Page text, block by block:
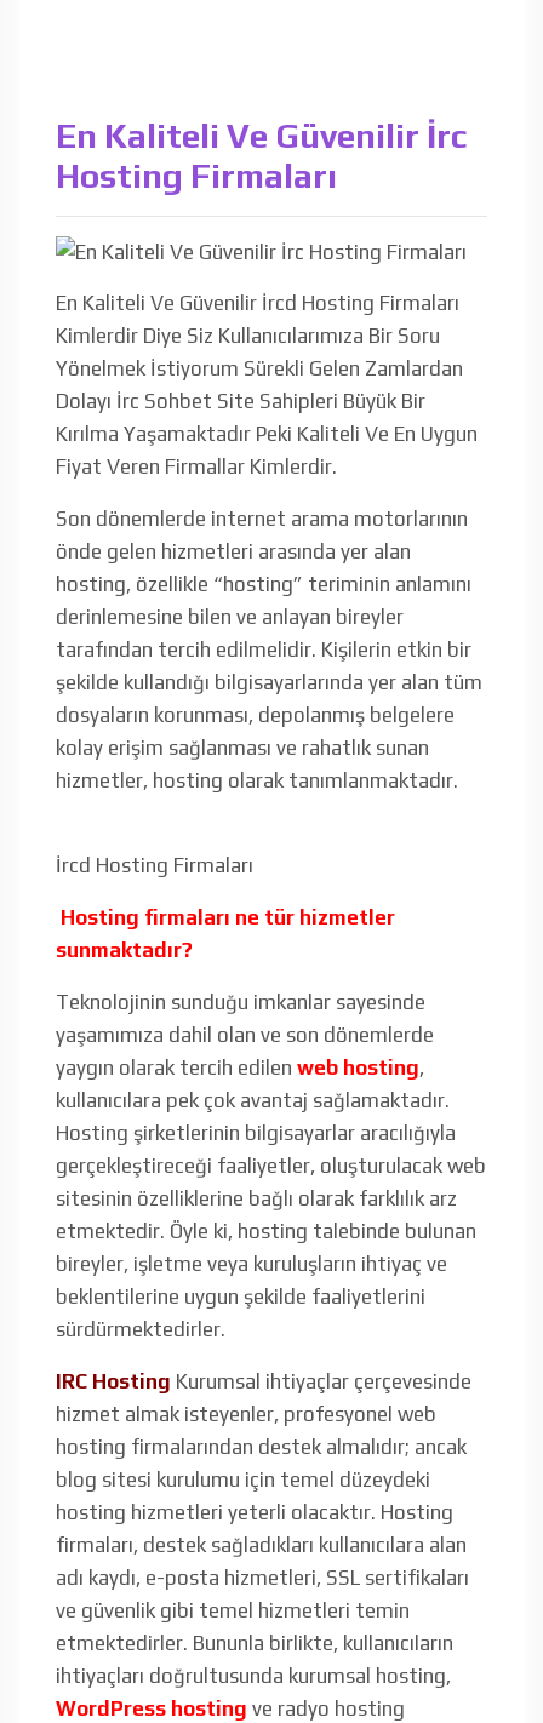
En Kaliteli Ve Güvenilir İrc
Hosting Firmaları
En Kaliteli Ve Güvenilir İrcd Hosting Firmaları
Kimlerdir Diye Siz Kullanıcılarımıza Bir Soru
Yönelmek İstiyorum Sürekli Gelen Zamlardan
Dolayı İrc Sohbet Site Sahipleri Büyük Bir
Kırılma Yaşamaktadır Peki Kaliteli Ve En Uygun
Fiyat Veren Firmallar Kimlerdir.
Son dönemlerde internet arama motorlarının
önde gelen hizmetleri arasında yer alan
hosting, özellikle “hosting” teriminin anlamını
derinlemesine bilen ve anlayan bireyler
tarafından tercih edilmelidir. Kişilerin etkin bir
şekilde kullandığı bilgisayarlarında yer alan tüm
dosyaların korunması, depolanmış belgelere
kolay erişim sağlanması ve rahatlık sunan
hizmetler, hosting olarak tanımlanmaktadır.
İrcd Hosting Firmaları
Hosting firmaları ne tür hizmetler
sunmaktadır?
Teknolojinin sunduğu imkanlar sayesinde
yaşamımıza dahil olan ve son dönemlerde
yaygın olarak tercih edilen web hosting,
kullanıcılara pek çok avantaj sağlamaktadır.
Hosting şirketlerinin bilgisayarlar aracılığıyla
gerçekleştireceği faaliyetler, oluşturulacak web
sitesinin özelliklerine bağlı olarak farklılık arz
etmektedir. Öyle ki, hosting talebinde bulunan
bireyler, işletme veya kuruluşların ihtiyaç ve
beklentilerine uygun şekilde faaliyetlerini
sürdürmektedirler.
IRC Hosting Kurumsal ihtiyaçlar çerçevesinde
hizmet almak isteyenler, profesyonel web
hosting firmalarından destek almalıdır; ancak
blog sitesi kurulumu için temel düzeydeki
hosting hizmetleri yeterli olacaktır. Hosting
firmaları, destek sağladıkları kullanıcılara alan
adı kaydı, e-posta hizmetleri, SSL sertifikaları
ve güvenlik gibi temel hizmetleri temin
etmektedirler. Bununla birlikte, kullanıcıların
ihtiyaçları doğrultusunda kurumsal hosting,
WordPress hosting ve radyo hosting